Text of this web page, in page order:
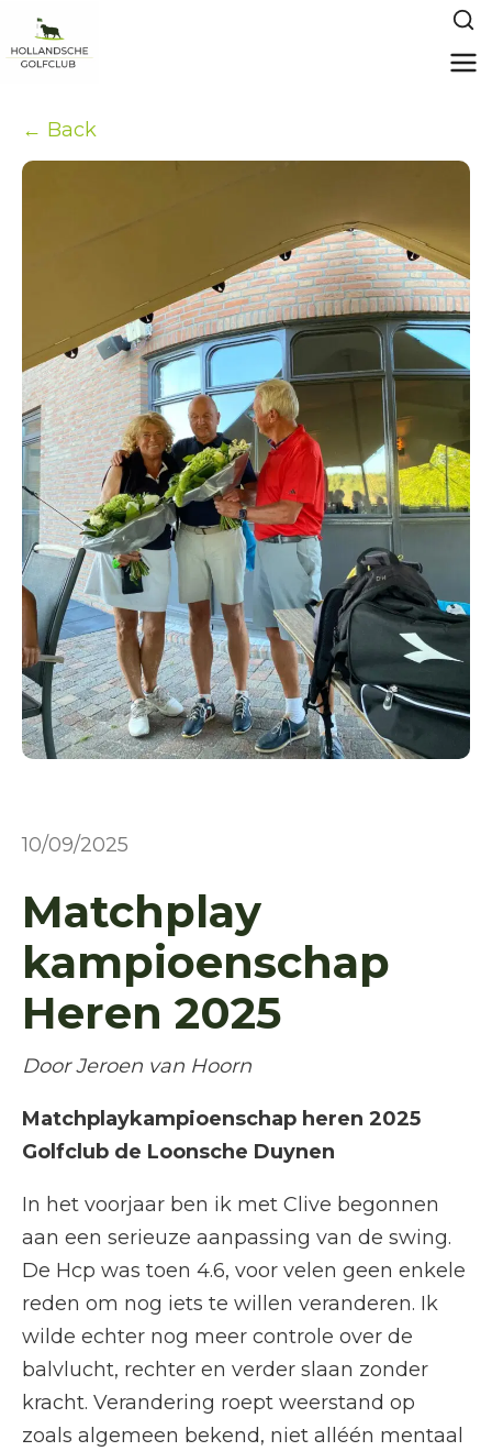
← Back
10/09/2025
​Matchplay
kampioenschap
Heren 2025
Door Jeroen van Hoorn
Matchplaykampioenschap heren 2025
Golfclub de Loonsche Duynen
In het voorjaar ben ik met Clive begonnen
aan een serieuze aanpassing van de swing.
De Hcp was toen 4.6, voor velen geen enkele
reden om nog iets te willen veranderen. Ik
wilde echter nog meer controle over de
balvlucht, rechter en verder slaan zonder
kracht. Verandering roept weerstand op
zoals algemeen bekend, niet alléén mentaal